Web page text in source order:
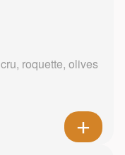
roquette, olives